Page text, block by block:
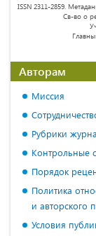
ISSN 2311-2859.
Св-во о
Авторам
Миссия
Рубрики
Контрольные
Порядок
Политика
и авторского
Условия